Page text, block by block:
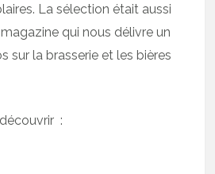
La sélection était aussi
qui nous délivre un
sur la brasserie et les bières
: